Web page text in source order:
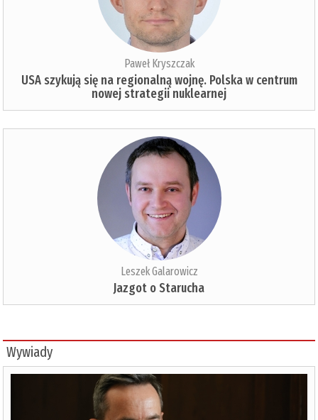
Paweł Kryszczak
USA szykują się na regionalną wojnę. Polska w centrum
nowej strategii nuklearnej
Leszek Galarowicz
Jazgot o Starucha
Wywiady